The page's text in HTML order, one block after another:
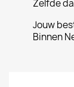
Zelfde
Jouw
Binnen